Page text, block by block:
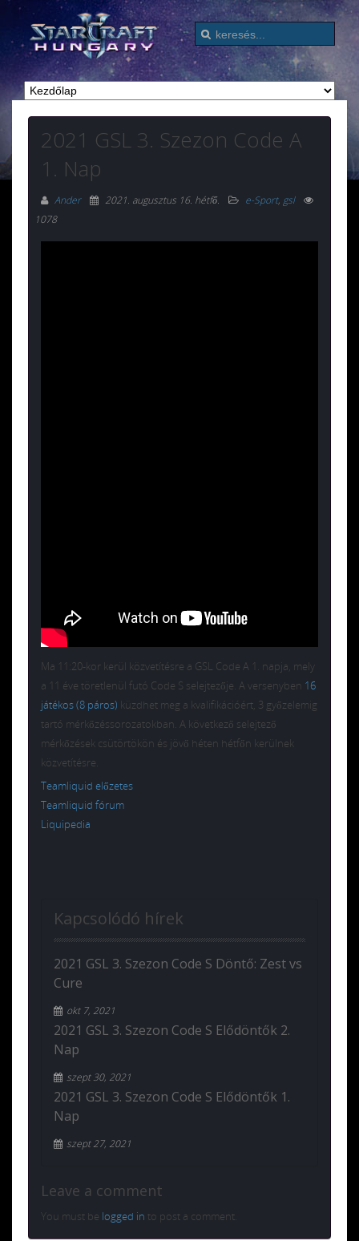
2021 GSL 3. Szezon Code A
1. Nap
Ander 2021. augusztus 16. hétfő. e-Sport, gsl
1078
Ma 11:20-kor kerül közvetítésre a GSL Code A 1. napja, mely
a 11 éve töretlenül futó Code S selejtezője. A versenyben 16
játékos (8 páros) küzdhet meg a kvalifikációért, 3 győzelemig
tartó mérkőzéssorozatokban. A következő selejtező
mérkőzések csütörtökön és jövő héten hétfőn kerülnek
közvetítésre.
Teamliquid előzetes
Teamliquid fórum
Liquipedia
Kapcsolódó hírek
2021 GSL 3. Szezon Code S Döntő: Zest vs
Cure
okt 7, 2021
2021 GSL 3. Szezon Code S Elődöntők 2.
Nap
szept 30, 2021
2021 GSL 3. Szezon Code S Elődöntők 1.
Nap
szept 27, 2021
Leave a comment
You must be logged in to post a comment.